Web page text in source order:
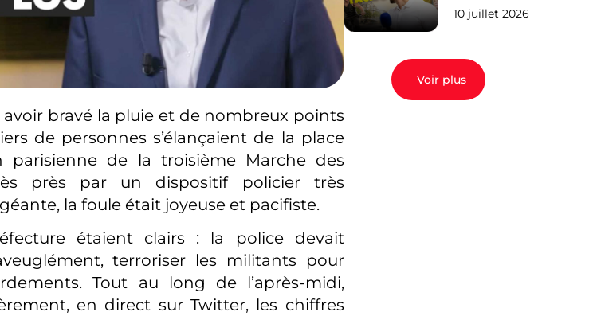
avoir bravé la pluie et de nombreux points
de personnes s’élançaient de la place
parisienne de la troisième Marche des
près par un dispositif policier très
la foule était joyeuse et pacifiste.
étaient clairs : la police devait
terroriser les militants pour
Tout au long de l’après-midi,
en direct sur Twitter, les chiffres
EN 2027 : l’avis
10 juillet 2026
Voir plus